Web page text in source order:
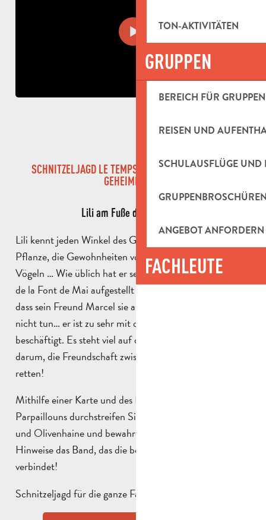
TON-AKTIVITÄTEN
GRUPPEN
BEREICH FÜR GRUPPEN
REISEN UND
SCHULAUSFLÜGE UND
ANGEBOT ANFORDERN
FACHLEUTE
SCHNITZELJAGD LE TEMPS DES SECRETS (ZEIT DER
GEHEIMNISSE)
Lili am Fuße des Garlaban
Lili kennt jeden Winkel des Garlaban, den Namen jeder
Pflanze, die Gewohnheiten von Hasen und kleinen
Vögeln … Wie üblich hat er seine Fallen in der Domaine
de la Font de Mai aufgestellt und verlässt sich darauf,
dass sein Freund Marcel sie aufhebt. Letzterer wird es
nicht tun… er ist zu sehr mit der schönen Isabelle
beschäftigt. Es steht viel auf dem Spiel, denn es geht
darum, die Freundschaft zwischen Lili und Marcel zu
retten!
Mithilfe einer Karte und des Notizbuchs von Mond des
Parpaillouns durchstreifen Sie Garrigue, Pinienwälder
und Olivenhaine und bewahren Sie anhand der
Hinweise das Band, das die beiden Brüder der Hügel
verbindet!
Schnitzeljagd für die ganze Familie – Kinder ab 6 Jahren